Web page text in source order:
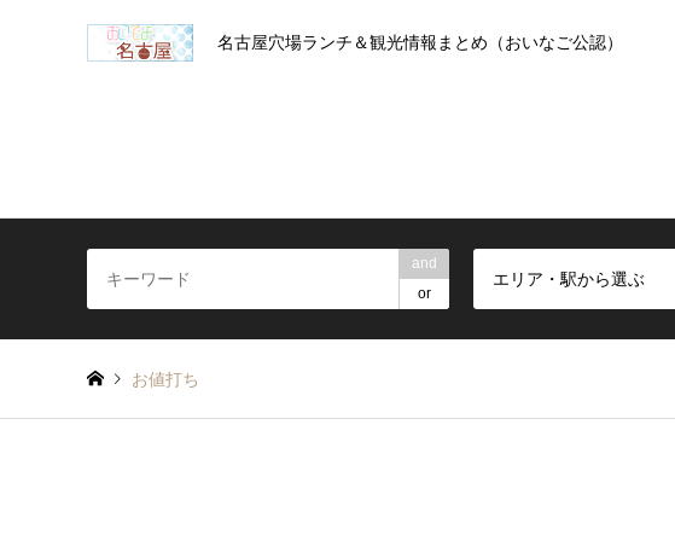
名古屋穴場ランチ＆観光情報まとめ（おいなご公認）
and
or
エリア・駅から選ぶ
お値打ち